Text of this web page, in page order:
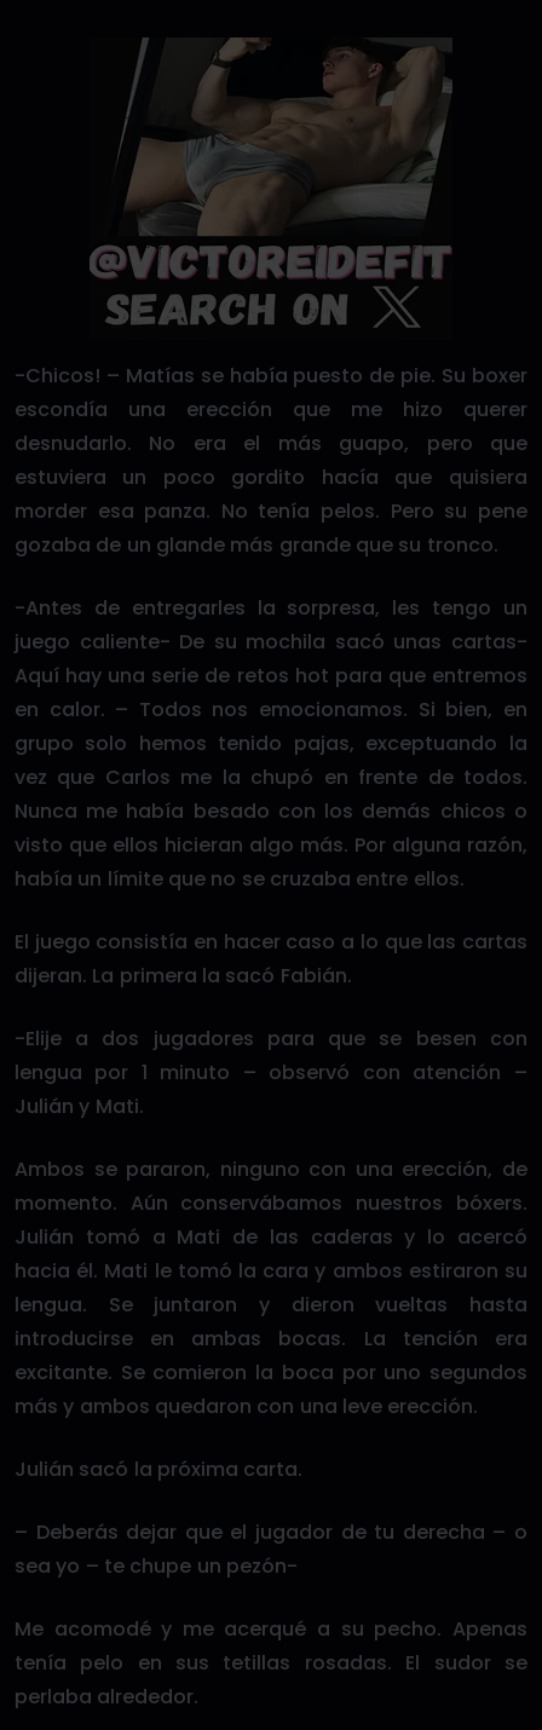
-Chicos! – Matías se había puesto de pie. Su boxer
escondía una erección que me hizo querer
desnudarlo. No era el más guapo, pero que
estuviera un poco gordito hacía que quisiera
morder esa panza. No tenía pelos. Pero su pene
gozaba de un glande más grande que su tronco.
-Antes de entregarles la sorpresa, les tengo un
juego caliente- De su mochila sacó unas cartas-
Aquí hay una serie de retos hot para que entremos
en calor. – Todos nos emocionamos. Si bien, en
grupo solo hemos tenido pajas, exceptuando la
vez que Carlos me la chupó en frente de todos.
Nunca me había besado con los demás chicos o
visto que ellos hicieran algo más. Por alguna razón,
había un límite que no se cruzaba entre ellos.
El juego consistía en hacer caso a lo que las cartas
dijeran. La primera la sacó Fabián.
-Elije a dos jugadores para que se besen con
lengua por 1 minuto – observó con atención –
Julián y Mati.
Ambos se pararon, ninguno con una erección, de
momento. Aún conservábamos nuestros bóxers.
Julián tomó a Mati de las caderas y lo acercó
hacia él. Mati le tomó la cara y ambos estiraron su
lengua. Se juntaron y dieron vueltas hasta
introducirse en ambas bocas. La tención era
excitante. Se comieron la boca por uno segundos
más y ambos quedaron con una leve erección.
Julián sacó la próxima carta.
– Deberás dejar que el jugador de tu derecha – o
sea yo – te chupe un pezón-
Me acomodé y me acerqué a su pecho. Apenas
tenía pelo en sus tetillas rosadas. El sudor se
perlaba alrededor.